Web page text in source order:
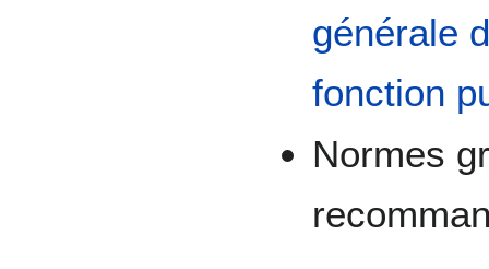
générale
fonction
Normes